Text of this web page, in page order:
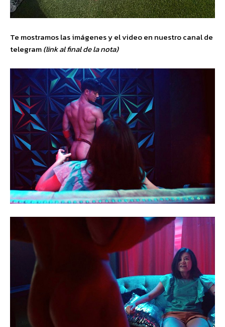
Te mostramos las imágenes y el video en nuestro canal de
telegram(link al final de la nota)